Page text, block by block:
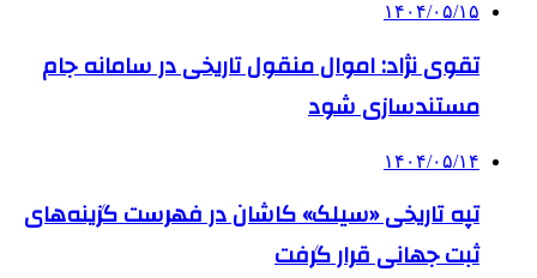
۱۴۰۴/۰۵/۱۵
تقوی نژاد: اموال منقول تاریخی در سامانه جام
مستندسازی شود
۱۴۰۴/۰۵/۱۴
تپه تاریخی «سیلک» کاشان در فهرست گزینه‌های
ثبت جهانی قرار گرفت